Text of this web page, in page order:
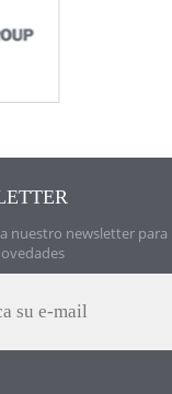
nuestro newsletter